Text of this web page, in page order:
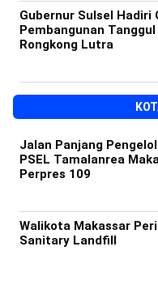
Gubernur Sulsel Hadiri
Pembangunan
Rongkong Lutra
Jalan Panjang
PSEL Tamalanrea
Perpres 109
Walikota Makassar
Sanitary Landfill